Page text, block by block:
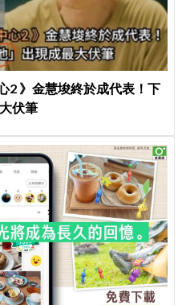
2 》金慧埈終於成代表！下
伏筆